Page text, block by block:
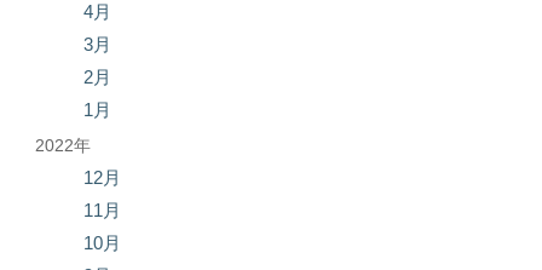
4月
3月
2月
1月
2022年
12月
11月
10月